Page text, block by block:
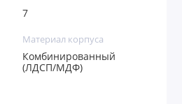
7
Материал корпуса
Комбинированный
(ЛДСП/МДФ)